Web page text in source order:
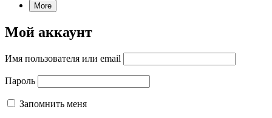
More
Мой аккаунт
Имя пользователя или email
Пароль
Запомнить меня